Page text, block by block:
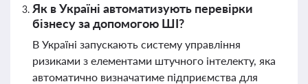
Як в Україні автоматизують перевірки
бізнесу за допомогою ШІ?
В Україні запускають систему управління
ризиками з елементами штучного інтелекту, яка
автоматично визначатиме підприємства для